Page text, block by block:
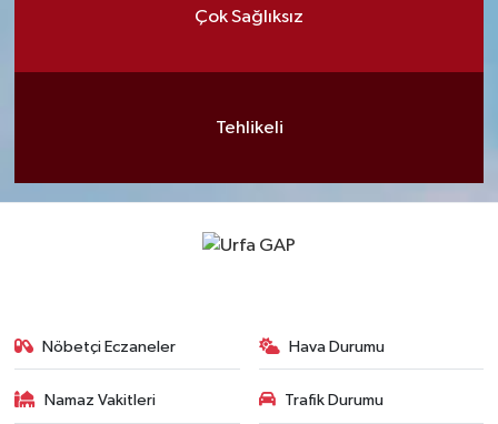
Çok Sağlıksız
Tehlikeli
Nöbetçi Eczaneler Hava Durumu
Namaz Vakitleri Trafik Durumu